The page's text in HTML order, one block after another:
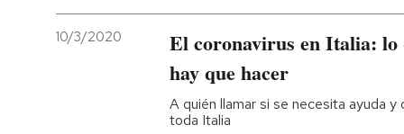
10/3/2020
El coronavirus en Italia: lo
hay que hacer
A quién llamar si se necesita ayuda
toda Italia